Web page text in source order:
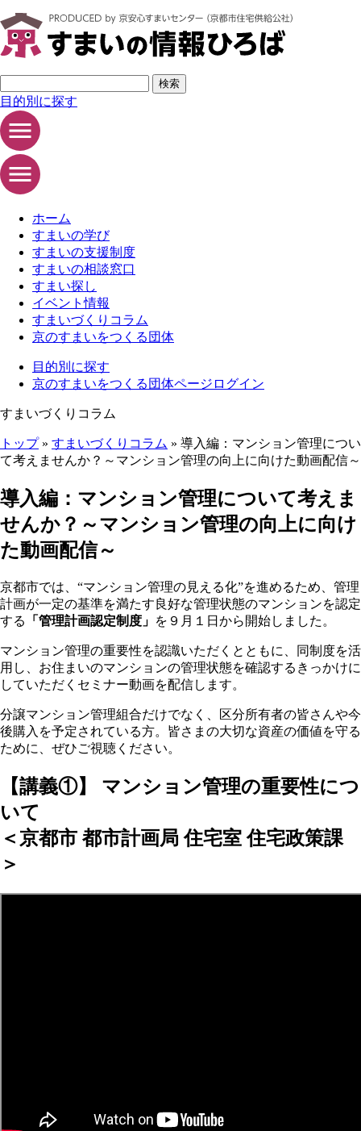
ページの先頭です
検索
目的別に探す
ホーム
すまいの学び
すまいの支援制度
すまいの相談窓口
すまい探し
イベント情報
すまいづくりコラム
京のすまいをつくる団体
目的別に探す
京のすまいをつくる団体ページログイン
すまいづくりコラム
トップ» すまいづくりコラム » 導入編：マンション管理につい
て考えませんか？～マンション管理の向上に向けた動画配信～
ここから本文です。
導入編：マンション管理について考えま
せんか？～マンション管理の向上に向け
た動画配信～
京都市では、“マンション管理の見える化”を進めるため、管理
計画が一定の基準を満たす良好な管理状態のマンションを認定
する
「管理計画認定制度」 を９月１日から開始しました。
マンション管理の重要性を認識いただくとともに、同制度を活
用し、お住まいのマンションの管理状態を確認するきっかけに
していただくセミナー動画を配信します。
分譲マンション管理組合だけでなく、区分所有者の皆さんや今
後購入を予定されている方。皆さまの大切な資産の価値を守る
ために、ぜひご視聴ください。
【講義①】 マンション管理の重要性につ
いて
＜京都市 都市計画局 住宅室 住宅政策課
＞